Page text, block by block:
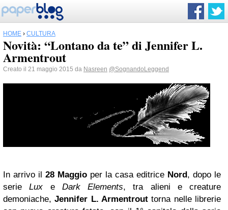
HOME › CULTURA
Novità: “Lontano da te” di Jennifer L.
Armentrout
Creato il 21 maggio 2015 da Nasreen @SognandoLeggend
In arrivo il 28 Maggio per la casa editrice Nord, dopo le
serieLux e Dark Elements, tra alieni e creature
demoniache,Jennifer L. Armentrout torna nelle librerie